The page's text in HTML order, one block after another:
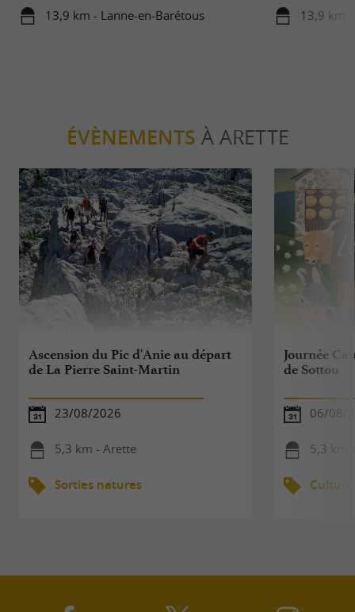
13,9 km - Lanne-en-Barétous 13,9 km
ÉVÈNEMENTS À ARETTE
Ascension du Pic d'Anie au départ
de La Pierre Saint-Martin
23/08/2026
5,3 km - Arette
Sorties natures
Journée
de Sottou
06/08/
5,3 km
Culture